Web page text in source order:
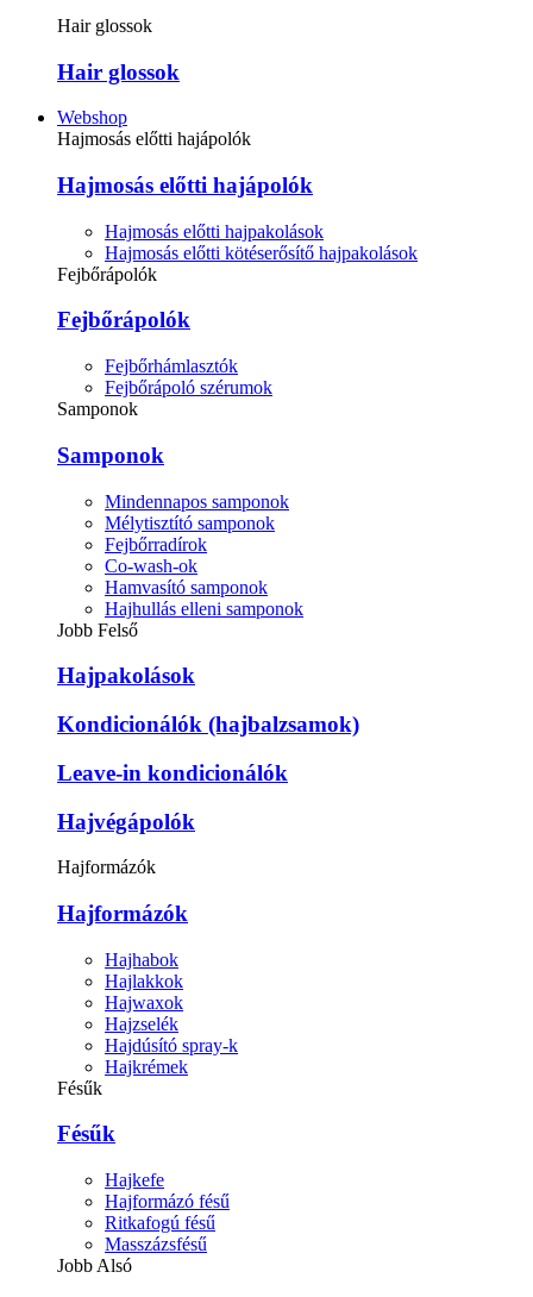
Hair glossok
Hair glossok
Webshop
Hajmosás előtti hajápolók
Hajmosás előtti hajápolók
Hajmosás előtti hajpakolások
Hajmosás előtti kötéserősítő hajpakolások
Fejbőrápolók
Fejbőrápolók
Fejbőrhámlasztók
Fejbőrápoló szérumok
Samponok
Samponok
Mindennapos samponok
Mélytisztító samponok
Fejbőrradírok
Co-wash-ok
Hamvasító samponok
Hajhullás elleni samponok
Jobb Felső
Hajpakolások
Kondicionálók (hajbalzsamok)
Leave-in kondicionálók
Hajvégápolók
Hajformázók
Hajformázók
Hajhabok
Hajlakkok
Hajwaxok
Hajzselék
Hajdúsító spray-k
Hajkrémek
Fésűk
Fésűk
Hajkefe
Hajformázó fésű
Ritkafogú fésű
Masszázsfésű
Jobb Alsó